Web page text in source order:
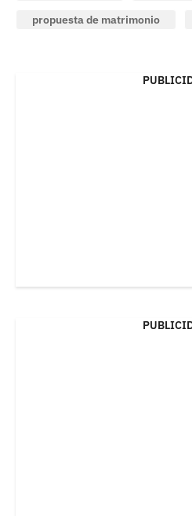
propuesta de matrimonio